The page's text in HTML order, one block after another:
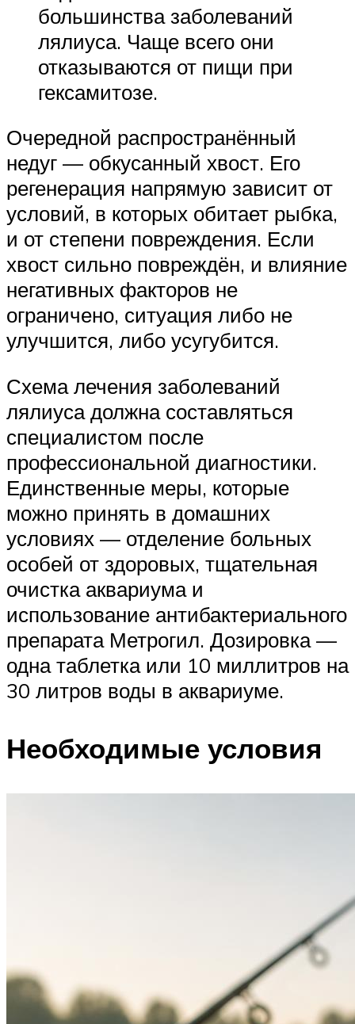
большинства заболеваний
лялиуса. Чаще всего они
отказываются от пищи при
гексамитозе.
Очередной распространённый
недуг — обкусанный хвост. Его
регенерация напрямую зависит от
условий, в которых обитает рыбка,
и от степени повреждения. Если
хвост сильно повреждён, и влияние
негативных факторов не
ограничено, ситуация либо не
улучшится, либо усугубится.
Схема лечения заболеваний
лялиуса должна составляться
специалистом после
профессиональной диагностики.
Единственные меры, которые
можно принять в домашних
условиях — отделение больных
особей от здоровых, тщательная
очистка аквариума и
использование антибактериального
препарата Метрогил. Дозировка —
одна таблетка или 10 миллитров на
30 литров воды в аквариуме.
Необходимые условия